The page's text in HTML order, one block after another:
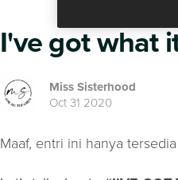
I've got what
Miss Sisterhood
Oct 31 2020
Maaf, entri ini hanya